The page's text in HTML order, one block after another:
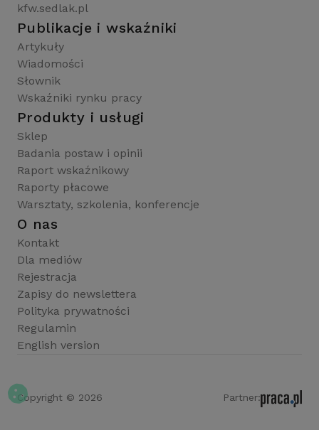
kfw.sedlak.pl
Publikacje i wskaźniki
Artykuły
Wiadomości
Słownik
Wskaźniki rynku pracy
Produkty i usługi
Sklep
Badania postaw i opinii
Raport wskaźnikowy
Raporty płacowe
Warsztaty, szkolenia, konferencje
O nas
Kontakt
Dla mediów
Rejestracja
Zapisy do newslettera
Polityka prywatności
Regulamin
English version
Copyright © 2026 Partner: